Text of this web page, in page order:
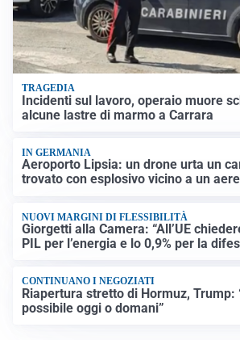
TRAGEDIA
Incidenti sul lavoro, operaio muore
alcune lastre di marmo a Carrara
IN GERMANIA
Aeroporto Lipsia: un drone urta un
trovato con esplosivo vicino a un
NUOVI MARGINI DI FLESSIBILITÀ
Giorgetti alla Camera: “All’UE
PIL per l’energia e lo 0,9% per la
CONTINUANO I NEGOZIATI
Riapertura stretto di Hormuz, Trump:
possibile oggi o domani”